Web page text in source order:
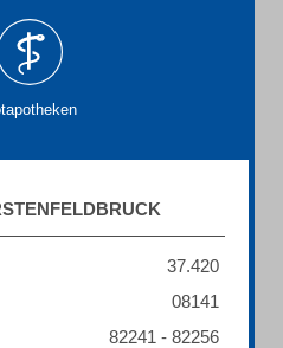
37.420
08141
82241 - 82256